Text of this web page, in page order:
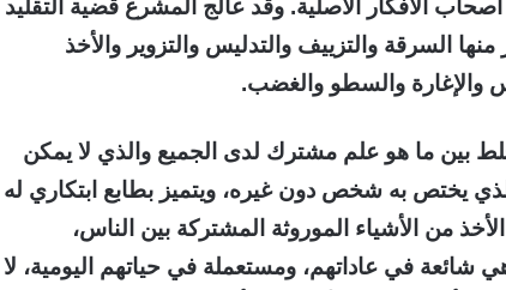
الأفكار الأصلية. وقد عالج المشرع قضية التقليد
السرقة والتزييف والتدليس والتزوير والأخذ
والإغارة والسطو والغضب.
بين ما هو علم مشترك لدى الجميع والذي لا يمكن
يختص به شخص دون غيره، ويتميز بطابع ابتكاري له
من الأشياء الموروثة المشتركة بين الناس،
هي شائعة في عاداتهم، ومستعملة في حياتهم اليومية، لا